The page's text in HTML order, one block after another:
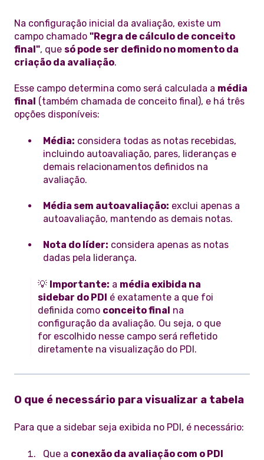
Na configuração inicial da avaliação, existe um
campo chamado "Regra de cálculo de conceito
final", que só pode ser definido no momento da
criação da avaliação.
Esse campo determina como será calculada a média
final (também chamada de conceito final), e há três
opções disponíveis:
Média: considera todas as notas recebidas,
incluindo autoavaliação, pares, lideranças e
demais relacionamentos definidos na
avaliação.
Média sem autoavaliação: exclui apenas a
autoavaliação, mantendo as demais notas.
Nota do líder: considera apenas as notas
dadas pela liderança.
💡 Importante: a média exibida na
sidebar do PDI é exatamente a que foi
definida como conceito final na
configuração da avaliação. Ou seja, o que
for escolhido nesse campo será refletido
diretamente na visualização do PDI.
O que é necessário para visualizar a tabela
Para que a sidebar seja exibida no PDI, é necessário:
Que a conexão da avaliação com o PDI